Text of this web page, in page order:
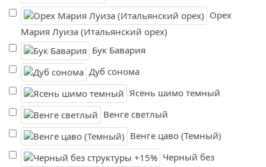
Орех
Мария Луиза (Итальянский орех)
Бук Бавария
Дуб сонома
Ясень шимо темный
Венге светлый
Венге цаво (Темный)
Черный без